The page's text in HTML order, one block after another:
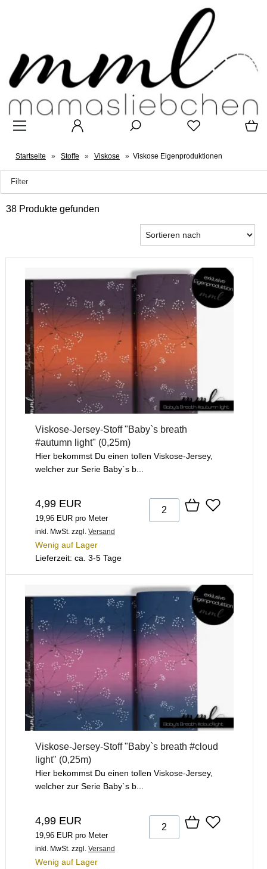
Startseite » Stoffe » Viskose » Viskose Eigenproduktionen
Filter
38 Produkte gefunden
Viskose-Jersey-Stoff "Baby`s breath
#autumn light" (0,25m)
Hier bekommst Du einen tollen Viskose-Jersey,
welcher zur Serie Baby`s b...
4,99 EUR
19,96 EUR pro Meter
inkl. MwSt. zzgl. Versand
Wenig auf Lager
Lieferzeit: ca. 3-5 Tage
Viskose-Jersey-Stoff "Baby`s breath #cloud
light" (0,25m)
Hier bekommst Du einen tollen Viskose-Jersey,
welcher zur Serie Baby`s b...
4,99 EUR
19,96 EUR pro Meter
inkl. MwSt. zzgl. Versand
Wenig auf Lager